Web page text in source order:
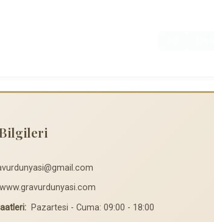
www.gravurdunyasi.com
Pazartesi - Cuma: 09:00 - 18:00